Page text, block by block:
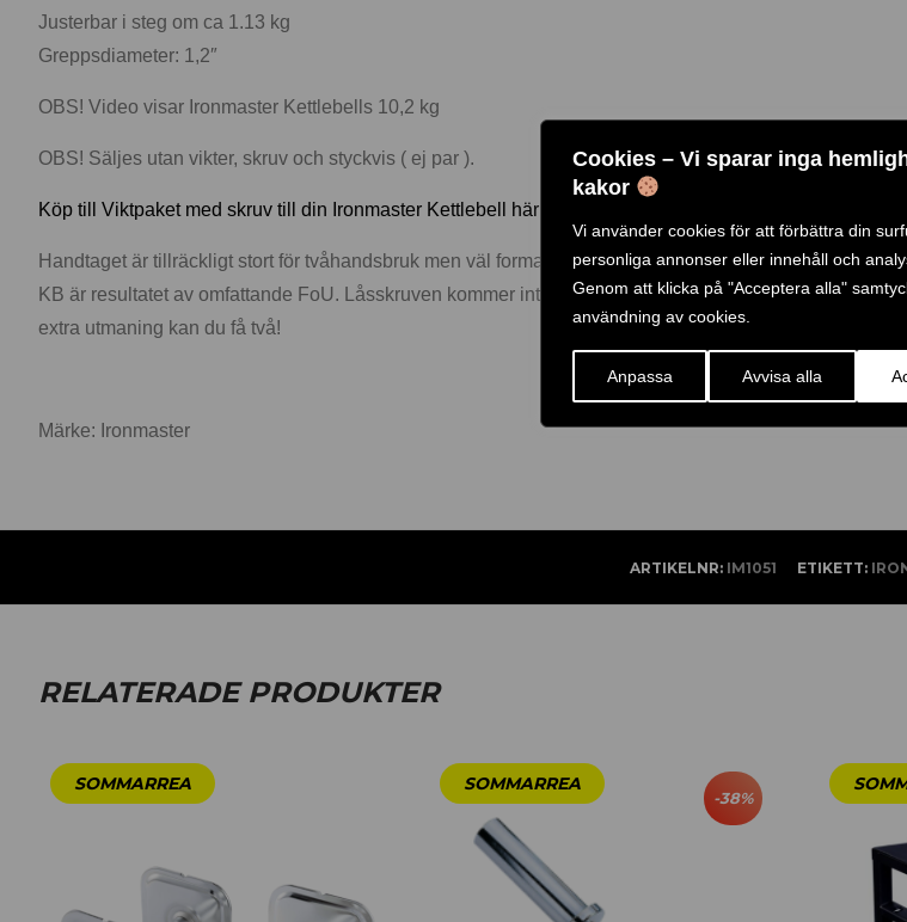
Cookies – Vi sparar inga
kakor
Vi använder cookies för att förbättra din
personliga annonser eller innehåll och
Genom att klicka på "Acceptera alla"
användning av cookies.
Anpassa Avvisa alla
Justerbar i steg om ca 1.13 kg
Greppsdiameter: 1,2″
OBS! Video visar Ironmaster Kettlebells 10,2 kg
OBS! Säljes utan vikter, skruv och styckvis ( ej par ).
Köp till Viktpaket med skruv till din Ironmaster Kettlebell här!
Handtaget är tillräckligt stort för tvåhandsbruk men väl format för en hand. Handtaget är extra starkt
KB är resultatet av omfattande FoU. Låsskruven kommer inte att störa ditt grepp med det extra
extra utmaning kan du få två!
Märke: Ironmaster
ARTIKELNR: IM1051 ETIKETT:
RELATERADE PRODUKTER
-38%